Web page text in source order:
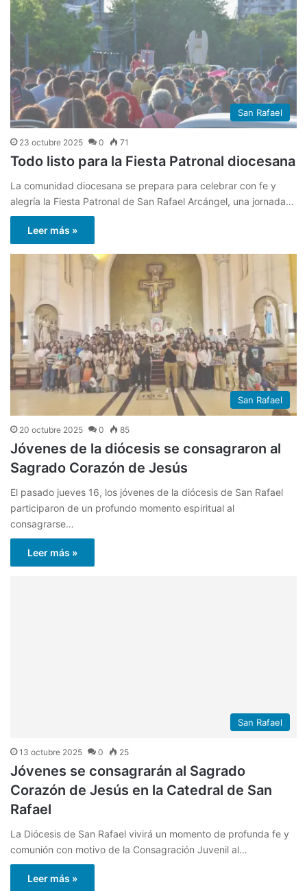
San Rafael
23 octubre 2025 0 71
Todo listo para la Fiesta Patronal diocesana
La comunidad diocesana se prepara para celebrar con fe y
alegría la Fiesta Patronal de San Rafael Arcángel, una jornada…
Leer más »
San Rafael
20 octubre 2025 0 85
Jóvenes de la diócesis se consagraron al
Sagrado Corazón de Jesús
El pasado jueves 16, los jóvenes de la diócesis de San Rafael
participaron de un profundo momento espiritual al
consagrarse…
Leer más »
San Rafael
13 octubre 2025 0 25
Jóvenes se consagrarán al Sagrado
Corazón de Jesús en la Catedral de San
Rafael
La Diócesis de San Rafael vivirá un momento de profunda fe y
comunión con motivo de la Consagración Juvenil al…
Leer más »